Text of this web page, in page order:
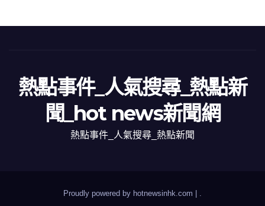
熱點事件_人氣搜尋_熱點新
聞_hot news新聞網
熱點事件_人氣搜尋_熱點新聞
Proudly powered by hotnewsinhk.com |